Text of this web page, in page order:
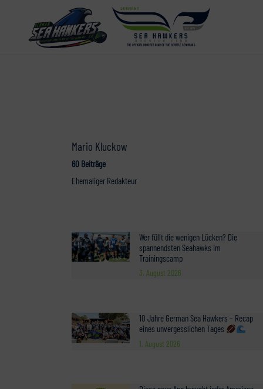
Mario Kluckow
60 Beiträge
Ehemaliger Redakteur
Wer füllt die wenigen Lücken? Die
spannendsten Seahawks im
Trainingscamp
3. August 2026
10 Jahre German Sea Hawkers – Recap
eines unvergesslichen Tages
1. August 2026